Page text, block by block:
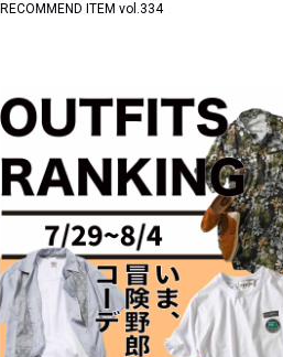
RECOMMEND ITEM vol.334